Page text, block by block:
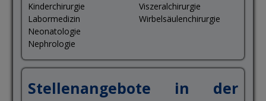
Kinderchirurgie
Labormedizin
Neonatologie
Nephrologie
Viszeralchirurgie
Wirbelsäulenchirurgie
Stellenangebote in der